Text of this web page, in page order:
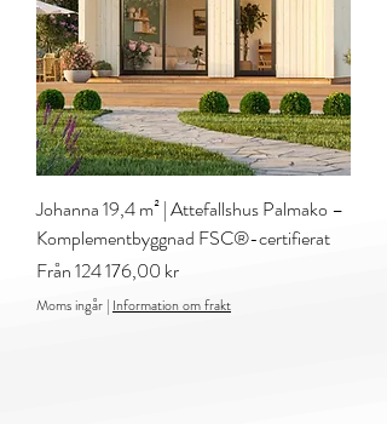
Johanna 19,4 m² | Attefallshus Palmako –
Komplementbyggnad FSC®-certifierat
Från124 176,00 kr
Reapris
Moms ingår | Information om frakt